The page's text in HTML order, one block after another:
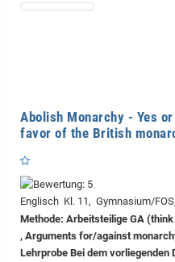
Abolish Monarchy - Yes
favor of the British
Englisch Kl. 11, Gymnasium/
Methode: Arbeitsteilige GA
, Arguments for/against
Lehrprobe Bei dem vorliegenden